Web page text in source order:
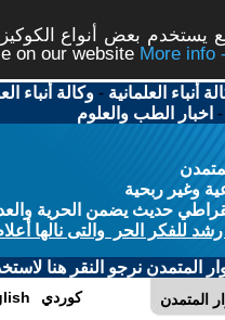
يستخدم بعض أنواع
on our website
أنباء العلمانية -وكالة أنباء
- اخبار الطب والعلوم
وغير ربحية
حديث يضمن الحرية
للفكر الحر والتى نالها
المتمدن نرجو النقر هنا
المتمدن كوردي